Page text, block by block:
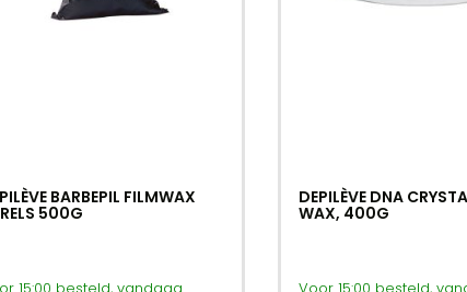
BARBEPIL FILMWAX
500G
DEPILÈVE DNA
WAX, 400G